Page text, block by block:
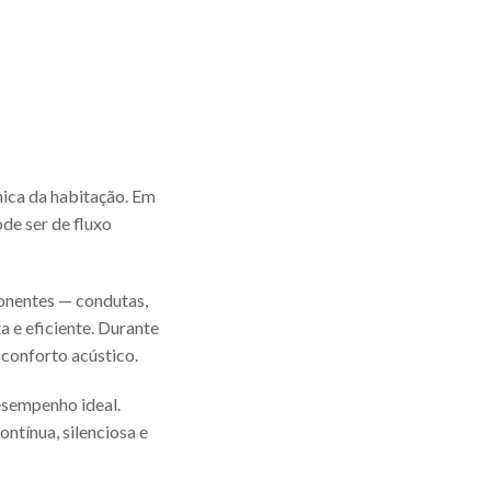
da habitação. Em
ser de fluxo
— condutas,
e eficiente. Durante
conforto acústico.
ideal.
silenciosa e